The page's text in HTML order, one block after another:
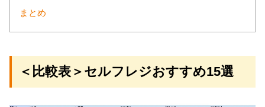
まとめ
＜比較表＞セルフレジおすすめ15選